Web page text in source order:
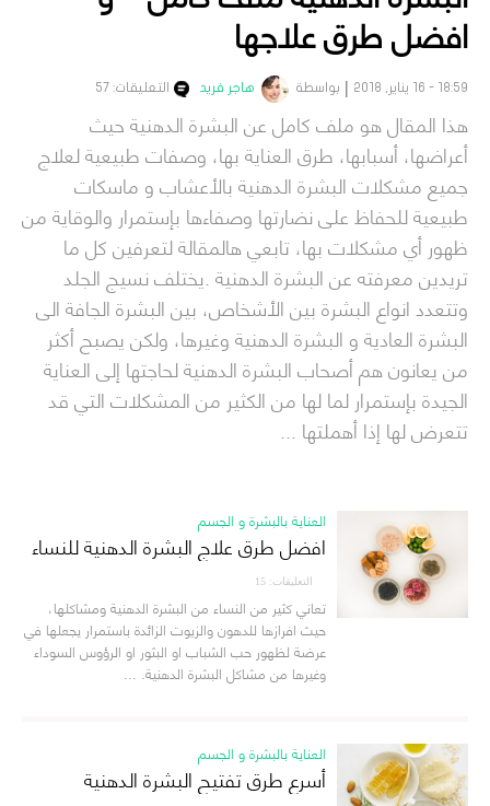
افضل طرق علاجها
18:59 - 16 يناير, 2018 بواسطة هاجر فريد التعليقات: 57
هذا المقال هو ملف كامل عن البشرة الدهنية حيث
أعراضها، أسبابها، طرق العناية بها، وصفات طبيعية لعلاج
جميع مشكلات البشرة الدهنية بالأعشاب و ماسكات
طبيعية للحفاظ على نضارتها وصفاءها بإستمرار والوقاية من
ظهور أي مشكلات بها، تابعي هالمقالة لتعرفين كل ما
تريدين معرفته عن البشرة الدهنية .يختلف نسيج الجلد
وتتعدد انواع البشرة بين الأشخاص، بين البشرة الجافة الى
البشرة العادية و البشرة الدهنية وغيرها، ولكن يصبح أكثر
من يعانون هم أصحاب البشرة الدهنية لحاجتها إلى العناية
الجيدة بإستمرار لما لها من الكثير من المشكلات التي قد
تتعرض لها إذا أهملتها ...
العناية بالبشرة و الجسم
افضل طرق علاج البشرة الدهنية للنساء
التعليقات: 15
تعاني كثير من النساء من البشرة الدهنية ومشاكلها،
حيث افرازها للدهون والزيوت الزائدة باستمرار يجعلها في
عرضة لظهور حب الشباب او البثور او الرؤوس السوداء
وغيرها من مشاكل البشرة الدهنية. ...
العناية بالبشرة و الجسم
أسرع طرق تفتيح البشرة الدهنية